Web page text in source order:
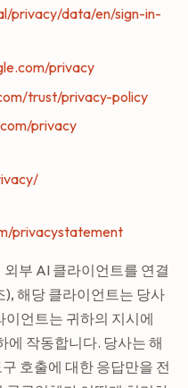
privacy/data/en/sign-in-
privacy
trust/privacy-policy
privacy
privacystatement
부 AI 클라이언트를 연결
해당 클라이언트는 당사
이언트는 귀하의 지시에
에 작동합니다. 당사는 해
호출에 대한 응답만을 전